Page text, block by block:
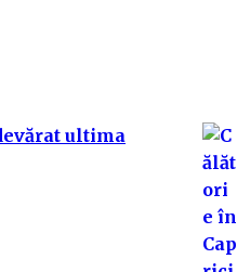
ultima